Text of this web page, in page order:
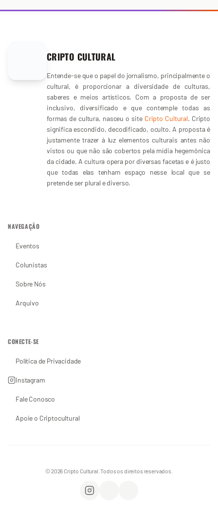
CRIPTO CULTURAL
Entende-se que o papel do jornalismo, principalmente o
cultural, é proporcionar a diversidade de culturas,
saberes e meios artísticos. Com a proposta de ser
inclusivo, diversificado e que contemple todas as
formas de cultura, nasceu o site Cripto Cultural. Cripto
significa escondido, decodificado, oculto. A proposta é
justamente trazer à luz elementos culturais antes não
vistos ou que não são cobertos pela mídia hegemônica
da cidade. A cultura opera por diversas facetas e é justo
que todas elas tenham espaço nesse local que se
pretende ser plural e diverso.
NAVEGAÇÃO
Eventos
Colunistas
Sobre Nós
Arquivo
CONECTE-SE
Política de Privacidade
Instagram
Fale Conosco
Apoie o Criptocultural
© 2026 Cripto Cultural. Todos os direitos reservados.
Instagram